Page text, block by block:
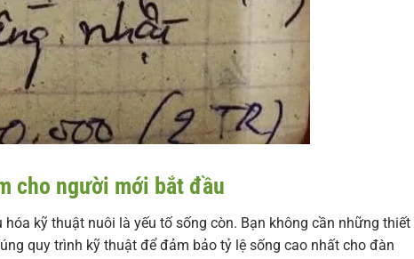
cho người mới bắt đầu
kỹ thuật nuôi là yếu tố sống còn. Bạn không cần những thiết
quy trình kỹ thuật để đảm bảo tỷ lệ sống cao nhất cho đàn